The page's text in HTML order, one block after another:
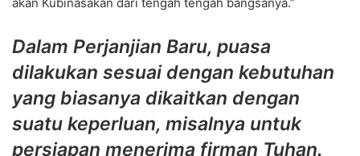
Dalam Perjanjian Baru, puasa
dilakukan sesuai dengan kebutuhan
yang biasanya dikaitkan dengan
suatu keperluan, misalnya untuk
persiapan menerima firman Tuhan.